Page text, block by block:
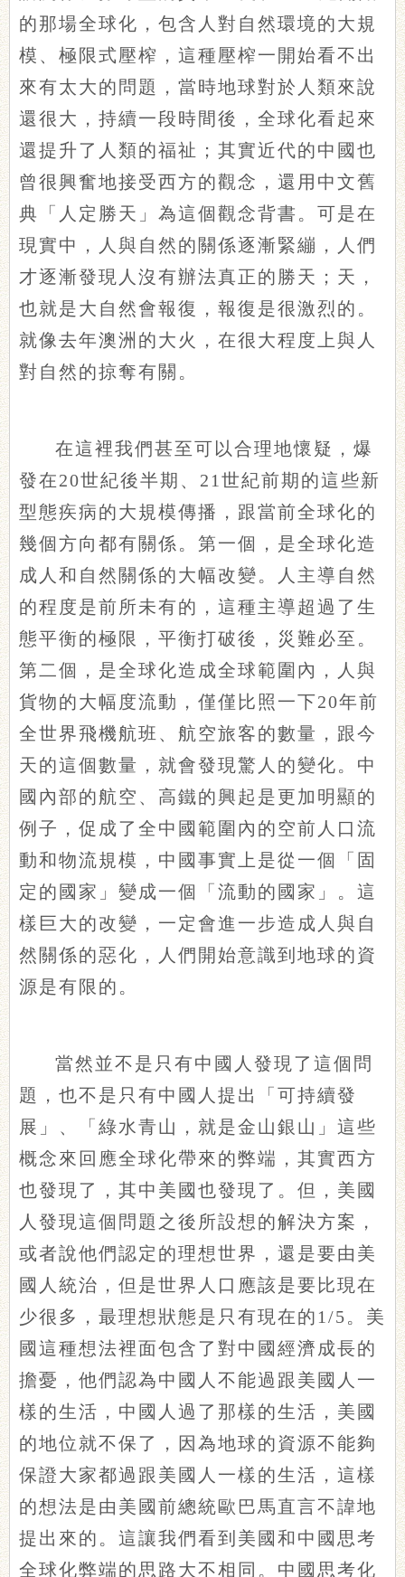
的那場全球化，包含人對自然環境的大規
模、極限式壓榨，這種壓榨一開始看不出
來有太大的問題，當時地球對於人類來說
還很大，持續一段時間後，全球化看起來
還提升了人類的福祉；其實近代的中國也
曾很興奮地接受西方的觀念，還用中文舊
典「人定勝天」為這個觀念背書。可是在
現實中，人與自然的關係逐漸緊繃，人們
才逐漸發現人沒有辦法真正的勝天；天，
也就是大自然會報復，報復是很激烈的。
就像去年澳洲的大火，在很大程度上與人
對自然的掠奪有關。
在這裡我們甚至可以合理地懷疑，爆
發在20世紀後半期、21世紀前期的這些新
型態疾病的大規模傳播，跟當前全球化的
幾個方向都有關係。第一個，是全球化造
成人和自然關係的大幅改變。人主導自然
的程度是前所未有的，這種主導超過了生
態平衡的極限，平衡打破後，災難必至。
第二個，是全球化造成全球範圍內，人與
貨物的大幅度流動，僅僅比照一下20年前
全世界飛機航班、航空旅客的數量，跟今
天的這個數量，就會發現驚人的變化。中
國內部的航空、高鐵的興起是更加明顯的
例子，促成了全中國範圍內的空前人口流
動和物流規模，中國事實上是從一個「固
定的國家」變成一個「流動的國家」。這
樣巨大的改變，一定會進一步造成人與自
然關係的惡化，人們開始意識到地球的資
源是有限的。
當然並不是只有中國人發現了這個問
題，也不是只有中國人提出「可持續發
展」、「綠水青山，就是金山銀山」這些
概念來回應全球化帶來的弊端，其實西方
也發現了，其中美國也發現了。但，美國
人發現這個問題之後所設想的解決方案，
或者說他們認定的理想世界，還是要由美
國人統治，但是世界人口應該是要比現在
少很多，最理想狀態是只有現在的1/5。美
國這種想法裡面包含了對中國經濟成長的
擔憂，他們認為中國人不能過跟美國人一
樣的生活，中國人過了那樣的生活，美國
的地位就不保了，因為地球的資源不能夠
保證大家都過跟美國人一樣的生活，這樣
的想法是由美國前總統歐巴馬直言不諱地
提出來的。這讓我們看到美國和中國思考
全球化弊端的思路大不相同。中國思考化